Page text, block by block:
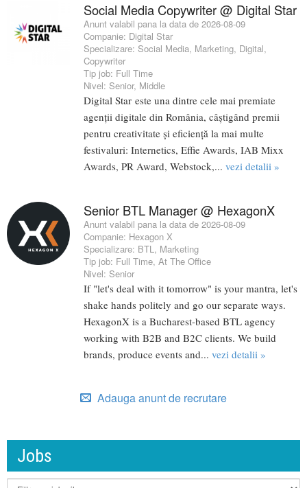
Social Media Copywriter @ Digital Star
Anunt valabil pana la data de 2026-08-09
Companie: Digital Star
Specializare: Social Media, Marketing, Digital,
Copywriter
Tip job: Full Time
Nivel: Senior, Middle
Digital Star este una dintre cele mai premiate
agenții digitale din România, câștigând premii
pentru creativitate și eficiență la mai multe
festivaluri: Internetics, Effie Awards, IAB Mixx
Awards, PR Award, Webstock,... vezi detalii »
Senior BTL Manager @ HexagonX
Anunt valabil pana la data de 2026-08-09
Companie: Hexagon X
Specializare: BTL, Marketing
Tip job: Full Time, At The Office
Nivel: Senior
If "let's deal with it tomorrow" is your mantra, let's
shake hands politely and go our separate ways.
HexagonX is a Bucharest-based BTL agency
working with B2B and B2C clients. We build
brands, produce events and... vezi detalii »
Adauga anunt de recrutare
Jobs